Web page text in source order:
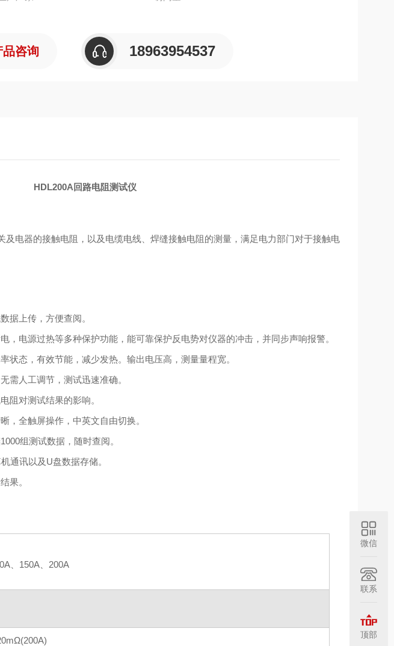
品咨询 18963954537
HDL200A回路电阻测试仪
及电器的接触电阻，以及电缆电线、焊缝接触电阻的测量，满足电力部门对于接触电
据上传，方便查阅。
，电源过热等多种保护功能，能可靠保护反电势对仪器的冲击，并同步声响报警。
状态，有效节能，减少发热。输出电压高，测量量程宽。
需人工调节，测试迅速准确。
阻对测试结果的影响。
，全触屏操作，中英文自由切换。
组测试数据，随时查阅。
通讯以及U盘数据存储。
果。
、150A、200A
微信
联系
顶部